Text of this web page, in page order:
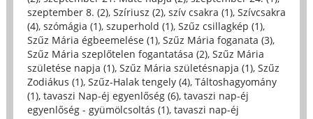
szeptember 8. (2), Szíriusz (2), szív csakra (1), Szívcsakra
(4), szómágia (1), szuperhold (1), Szűz csillagkép (1),
Szűz Mária égbeemelése (1), Szűz Mária foganata (3),
Szűz Mária szeplőtelen fogantatása (2), Szűz Mária
születése napja (1), Szűz Mária születésnapja (1), Szűz
Zodiákus (1), Szűz-Halak tengely (4), Táltoshagyomány
(1), tavaszi Nap-éj egyenlőség (6), tavaszi nap-éj
egyenlőség - gyümölcsoltás (1), tavaszi nap-éj